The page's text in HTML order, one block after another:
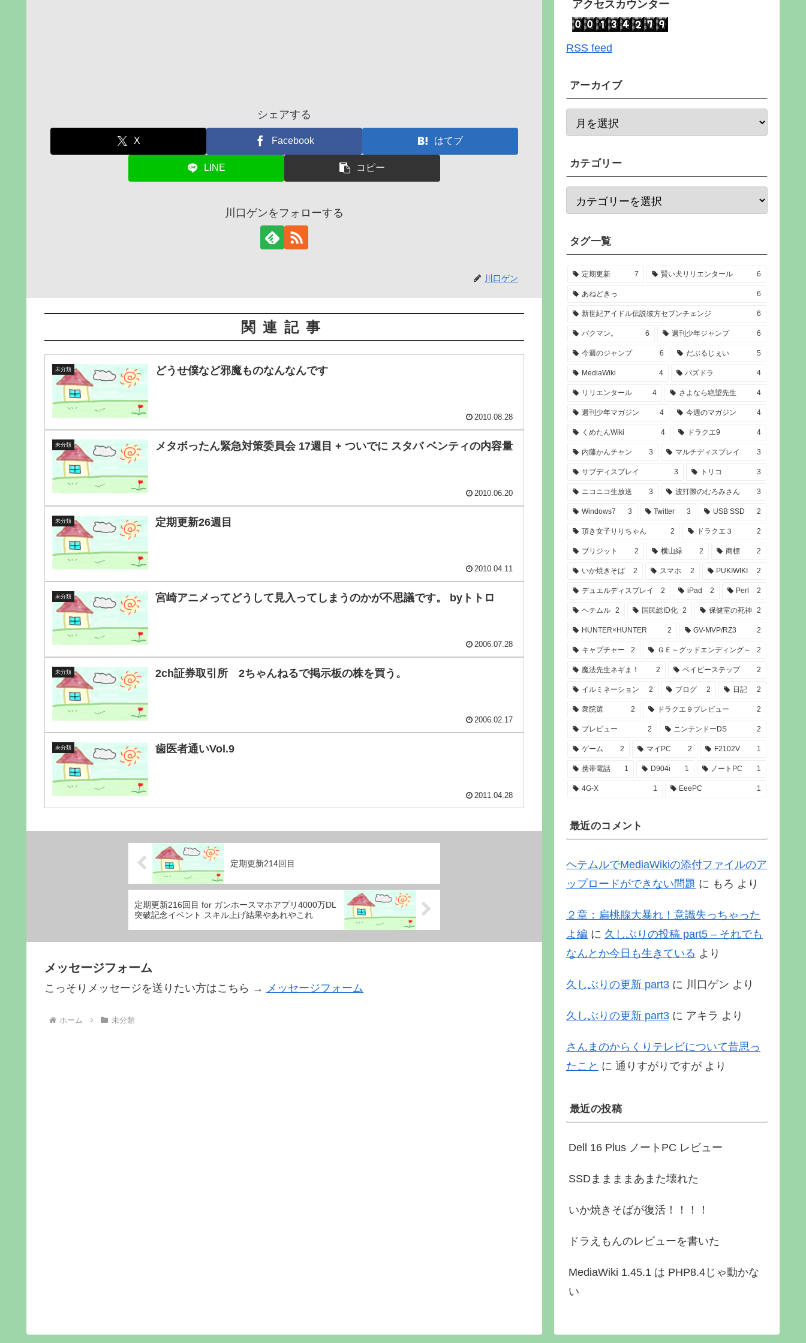
シェアする
X Facebook はてブ
LINE コピー
川口ゲンをフォローする
川口ゲン
関連記事
未分類 どうせ僕など邪魔ものなんなんです
2010.08.28
未分類 メタボったん緊急対策委員会 17週目 + ついでに スタバ ベンティの内容量
2010.06.20
未分類 定期更新26週目
2010.04.11
未分類 宮崎アニメってどうして見入ってしまうのかが不思議です。 byトトロ
2006.07.28
未分類 2ch証券取引所 2ちゃんねるで掲示板の株を買う。
2006.02.17
未分類 歯医者通いVol.9
2011.04.28
定期更新214回目
定期更新216回目 for ガンホースマホアプリ4000万DL
突破記念イベント スキル上げ結果やあれやこれ
メッセージフォーム
こっそりメッセージを送りたい方はこちら → メッセージフォーム
ホーム 未分類
アクセスカウンター
RSS feed
アーカイブ
カテゴリー
タグ一覧
定期更新 7 賢い犬リリエンタール 6
あねどきっ 6
新世紀アイドル伝説彼方セブンチェンジ 6
バクマン。 6 週刊少年ジャンプ 6
今週のジャンプ 6 だぶるじぇい 5
MediaWiki 4 パズドラ 4
リリエンタール 4 さよなら絶望先生 4
週刊少年マガジン 4 今週のマガジン 4
くめたんWiki 4 ドラクエ9 4
内藤かんチャン 3 マルチディスプレイ 3
サブディスプレイ 3 トリコ 3
ニコニコ生放送 3 波打際のむろみさん 3
Windows7 3 Twitter 3 USB SSD 2
頂き女子りりちゃん 2 ドラクエ３ 2
ブリジット 2 横山緑 2 商標 2
いか焼きそば 2 スマホ 2 PUKIWIKI 2
デュエルディスプレイ 2 iPad 2 Perl 2
ヘテムル 2 国民総ID化 2 保健室の死神 2
HUNTER×HUNTER 2 GV-MVP/RZ3 2
キャプチャー 2 ＧＥ～グッドエンディング～ 2
魔法先生ネギま！ 2 ベイビーステップ 2
イルミネーション 2 ブログ 2 日記 2
衆院選 2 ドラクエ９プレビュー 2
プレビュー 2 ニンテンドーDS 2
ゲーム 2 マイPC 2 F2102V 1
携帯電話 1 D904i 1 ノートPC 1
4G-X 1 EeePC 1
最近のコメント
ヘテムルでMediaWikiの添付ファイルのア
ップロードができない問題 に もろ より
２章：扁桃腺大暴れ！意識失っちゃった
よ編 に 久しぶりの投稿 part5 – それでも
なんとか今日も生きている より
久しぶりの更新 part3 に 川口ゲン より
久しぶりの更新 part3 に アキラ より
さんまのからくりテレビについて昔思っ
たこと に 通りすがりですが より
最近の投稿
Dell 16 Plus ノートPC レビュー
SSDままままあまた壊れた
いか焼きそばが復活！！！！
ドラえもんのレビューを書いた
MediaWiki 1.45.1 は PHP8.4じゃ動かな
い